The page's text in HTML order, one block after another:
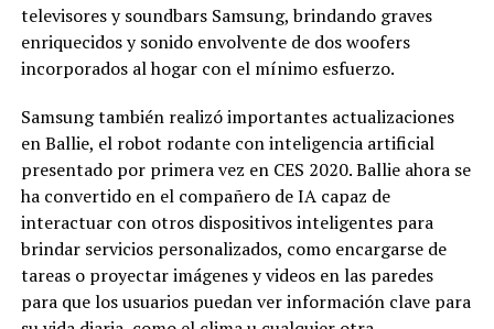
televisores y soundbars Samsung, brindando graves
enriquecidos y sonido envolvente de dos woofers
incorporados al hogar con el mínimo esfuerzo.
Samsung también realizó importantes actualizaciones
en Ballie, el robot rodante con inteligencia artificial
presentado por primera vez en CES 2020. Ballie ahora se
ha convertido en el compañero de IA capaz de
interactuar con otros dispositivos inteligentes para
brindar servicios personalizados, como encargarse de
tareas o proyectar imágenes y videos en las paredes
para que los usuarios puedan ver información clave para